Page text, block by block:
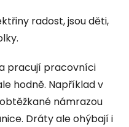
radost, jsou děti,
pracují pracovníci
hodně. Například v
námrazou
Dráty ale ohýbají i